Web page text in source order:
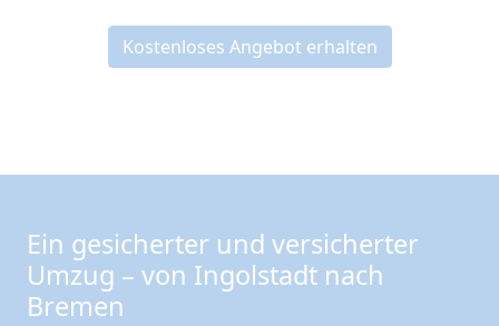
Kostenloses Angebot erhalten
Ein gesicherter und versicherter
Umzug – von Ingolstadt nach
Bremen